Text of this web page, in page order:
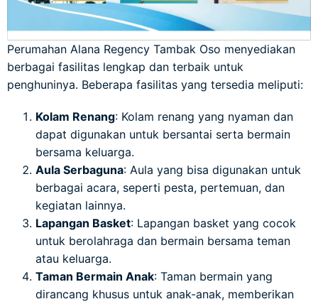
Perumahan Alana Regency Tambak Oso menyediakan
berbagai fasilitas lengkap dan terbaik untuk
penghuninya. Beberapa fasilitas yang tersedia meliputi:
Kolam Renang: Kolam renang yang nyaman dan
dapat digunakan untuk bersantai serta bermain
bersama keluarga.
Aula Serbaguna: Aula yang bisa digunakan untuk
berbagai acara, seperti pesta, pertemuan, dan
kegiatan lainnya.
Lapangan Basket: Lapangan basket yang cocok
untuk berolahraga dan bermain bersama teman
atau keluarga.
Taman Bermain Anak: Taman bermain yang
dirancang khusus untuk anak-anak, memberikan